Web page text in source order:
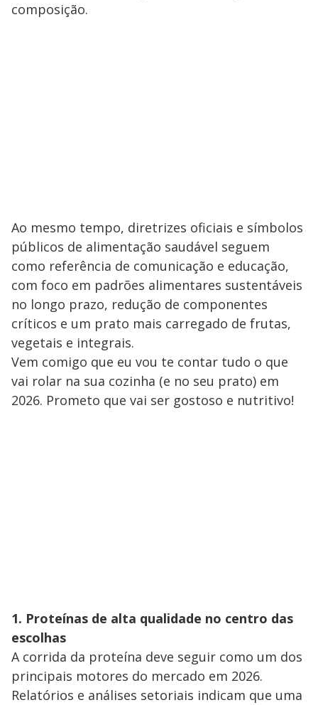
composição.
Ao mesmo tempo, diretrizes oficiais e símbolos
públicos de alimentação saudável seguem
como referência de comunicação e educação,
com foco em padrões alimentares sustentáveis
no longo prazo, redução de componentes
críticos e um prato mais carregado de frutas,
vegetais e integrais.
Vem comigo que eu vou te contar tudo o que
vai rolar na sua cozinha (e no seu prato) em
2026. Prometo que vai ser gostoso e nutritivo!
1. Proteínas de alta qualidade no centro das
escolhas
A corrida da proteína deve seguir como um dos
principais motores do mercado em 2026.
Relatórios e análises setoriais indicam que uma